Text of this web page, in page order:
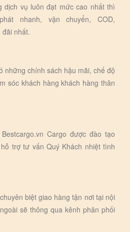
dịch vụ luôn đạt mức cao nhất thì
nhanh, vận chuyển, COD,
đãi nhất.
những chính sách hậu mãi, chế độ
sóc khách hàng khách hàng thân
Cargo được đào tạo
trợ tư vấn Quý Khách nhiệt tình
biệt giao hàng tận nơi tại nội
sẽ thông qua kênh phân phối